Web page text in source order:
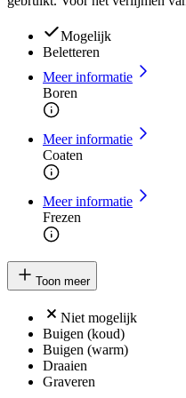
Mogelijk
Beletteren
Meer informatie
Boren
Meer informatie
Coaten
Meer informatie
Frezen
Toon meer
Niet mogelijk
Buigen (koud)
Buigen (warm)
Draaien
Graveren